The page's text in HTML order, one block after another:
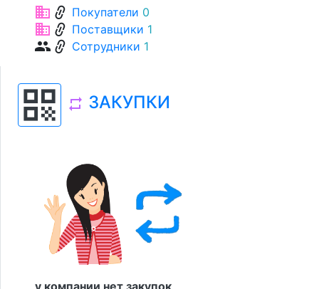
businesslink Покупатели 0
businesslink Поставщики 1
grouplink Сотрудники 1
qr_code repeat ЗАКУПКИ
у компании нет закупок